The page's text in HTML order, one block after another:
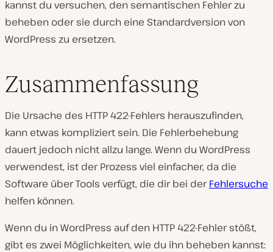
kannst du versuchen, den semantischen Fehler zu
beheben oder sie durch eine Standardversion von
WordPress zu ersetzen.
Zusammenfassung
Die Ursache des HTTP 422-Fehlers herauszufinden,
kann etwas kompliziert sein. Die Fehlerbehebung
dauert jedoch nicht allzu lange. Wenn du WordPress
verwendest, ist der Prozess viel einfacher, da die
Software über Tools verfügt, die dir bei derFehlersuche
helfen können.
Wenn du in WordPress auf den HTTP 422-Fehler stößt,
gibt es zwei Möglichkeiten, wie du ihn beheben kannst: